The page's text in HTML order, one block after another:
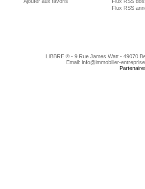
Flux RSS
LIBBRE ® - 9 Rue James Watt - 49070
Email: info@immobilier-